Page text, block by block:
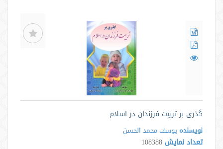
گذری بر تربیت فرزندان در اسلام
نویسنده يوسف محمد الحسن
تعداد نمایش 108388